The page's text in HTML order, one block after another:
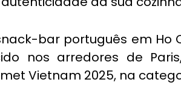
bar português em Ho
nos arredores de
Vietnam 2025, na